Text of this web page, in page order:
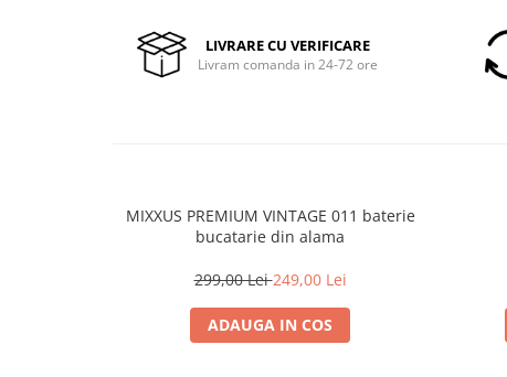
Dezumidificatoare
Motoare electrice
LIVRARE CU VERIFICARE
Livram comanda in 24-72 ore
MIXXUS PREMIUM VINTAGE 011 baterie
bucatarie din alama
299,00 Lei249,00 Lei
ADAUGA IN COS